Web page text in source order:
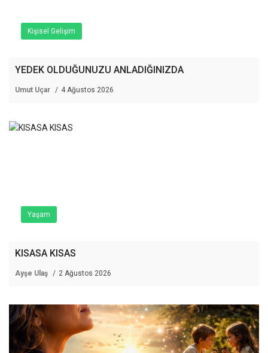
Kişisel Gelişim
YEDEK OLDUĞUNUZU ANLADIĞINIZDA
Umut Uçar 4 Ağustos 2026
Yaşam
KISASA KISAS
Ayşe Ulaş 2 Ağustos 2026